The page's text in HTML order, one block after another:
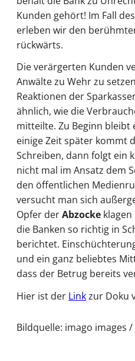
Kunden gehört! Im Fall
erleben wir den
rückwärts.
Die verärgerten Kunden
Anwälte zu Wehr zu
Reaktionen der
ähnlich, wie die
mitteilte. Zu Beginn bleibt
einige Zeit später kommt
Schreiben, dann folgt ein
nicht mal im Ansatz dem
den öffentlichen
versucht man sich
Opfer derAbzocke
die Banken so richtig in
berichtet.
und ein ganz beliebtes
dass der Betrug bereits
Hier ist der Linkzur Doku
Bildquelle: imago images